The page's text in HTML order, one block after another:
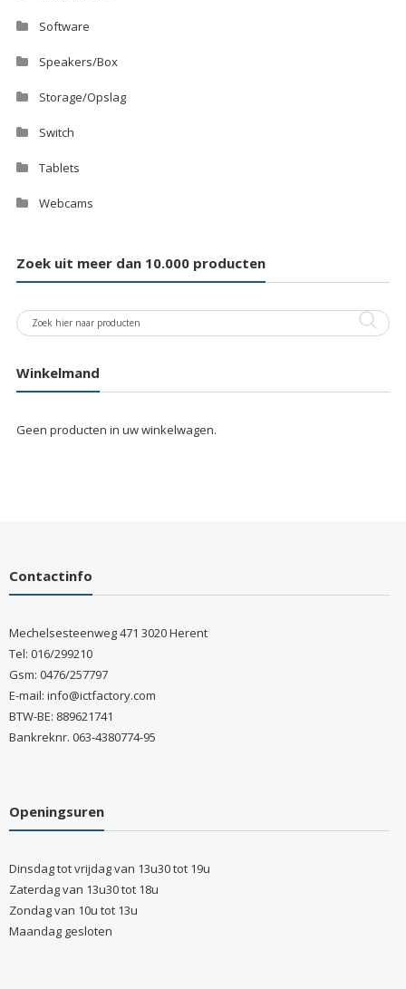
Software
Speakers/Box
Storage/Opslag
Switch
Tablets
Webcams
Zoek uit meer dan 10.000 producten
Winkelmand
Geen producten in uw winkelwagen.
Contactinfo
Mechelsesteenweg 471 3020 Herent
Tel: 016/299210
Gsm: 0476/257797
E-mail: info@ictfactory.com
BTW-BE: 889621741
Bankreknr. 063-4380774-95
Openingsuren
Dinsdag tot vrijdag van 13u30 tot 19u
Zaterdag van 13u30 tot 18u
Zondag van 10u tot 13u
Maandag gesloten